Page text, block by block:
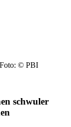
© PBI
schwuler